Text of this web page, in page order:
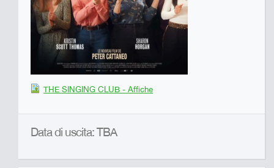
THE SINGING CLUB - Affiche
Data di uscita: TBA